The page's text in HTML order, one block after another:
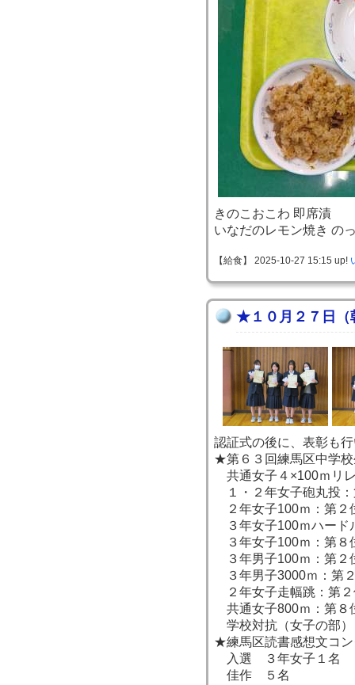
きのこおこわ 即席漬
いなだのレモン焼き の
【給食】 2025-10-27 15:15 up!
★１０月２７日（
認証式の後に、表彰も
★第６３回練馬区中学
共通女子４×100ｍリ
１・２年女子砲丸投：
２年女子100ｍ：第２
３年女子100ｍハード
３年女子100ｍ：第８
３年男子100ｍ：第２
３年男子3000ｍ：第
２年女子走幅跳：第
共通女子800ｍ：第８
学校対抗（女子の部）
★練馬区読書感想文コ
入選 ３年女子１名
佳作 ５名